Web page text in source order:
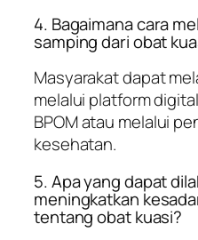
4. Bagaimana cara
samping dari obat
Masyarakat dapat
melalui platform
BPOM atau melalui
kesehatan.
5. Apa yang dapat
meningkatkan
tentang obat kuasi?